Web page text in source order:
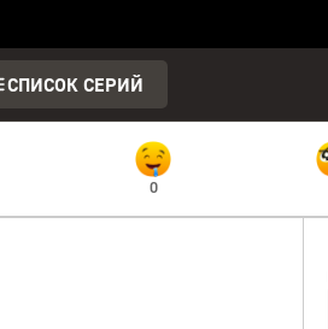
СПИСОК СЕРИЙ
0